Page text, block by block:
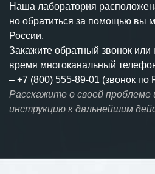
Наша лаборатория
но обратиться за помощью вы
России.
Закажите обратный звонок или
время многоканальный
– +7 (800) 555-89-01 (звонок по
Расскажите о своей проблеме
инструкцию к дальнейшим